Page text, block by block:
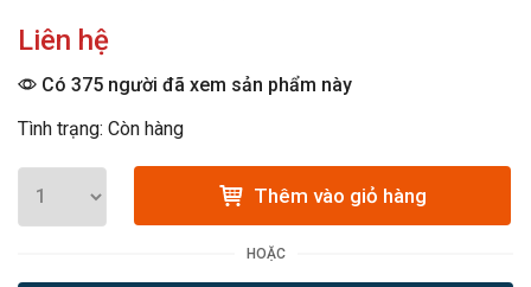
Liên hệ
Có 375 người đã xem sản phẩm này
Tình trạng: Còn hàng
Thêm vào giỏ hàng
HOẶC